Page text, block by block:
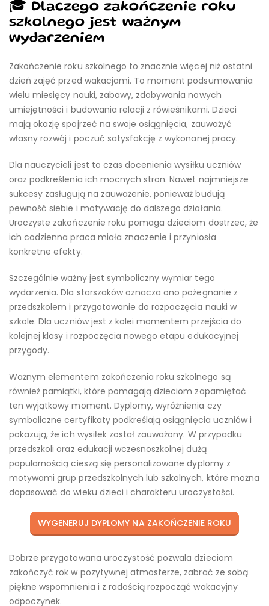
🎓 Dlaczego zakończenie roku
szkolnego jest ważnym
wydarzeniem
Zakończenie roku szkolnego to znacznie więcej niż ostatni
dzień zajęć przed wakacjami. To moment podsumowania
wielu miesięcy nauki, zabawy, zdobywania nowych
umiejętności i budowania relacji z rówieśnikami. Dzieci
mają okazję spojrzeć na swoje osiągnięcia, zauważyć
własny rozwój i poczuć satysfakcję z wykonanej pracy.
Dla nauczycieli jest to czas docenienia wysiłku uczniów
oraz podkreślenia ich mocnych stron. Nawet najmniejsze
sukcesy zasługują na zauważenie, ponieważ budują
pewność siebie i motywację do dalszego działania.
Uroczyste zakończenie roku pomaga dzieciom dostrzec, że
ich codzienna praca miała znaczenie i przyniosła
konkretne efekty.
Szczególnie ważny jest symboliczny wymiar tego
wydarzenia. Dla starszaków oznacza ono pożegnanie z
przedszkolem i przygotowanie do rozpoczęcia nauki w
szkole. Dla uczniów jest z kolei momentem przejścia do
kolejnej klasy i rozpoczęcia nowego etapu edukacyjnej
przygody.
Ważnym elementem zakończenia roku szkolnego są
również pamiątki, które pomagają dzieciom zapamiętać
ten wyjątkowy moment. Dyplomy, wyróżnienia czy
symboliczne certyfikaty podkreślają osiągnięcia uczniów i
pokazują, że ich wysiłek został zauważony. W przypadku
przedszkoli oraz edukacji wczesnoszkolnej dużą
popularnością cieszą się personalizowane dyplomy z
motywami grup przedszkolnych lub szkolnych, które można
dopasować do wieku dzieci i charakteru uroczystości.
WYGENERUJ DYPLOMY NA ZAKOŃCZENIE ROKU
Dobrze przygotowana uroczystość pozwala dzieciom
zakończyć rok w pozytywnej atmosferze, zabrać ze sobą
piękne wspomnienia i z radością rozpocząć wakacyjny
odpoczynek.